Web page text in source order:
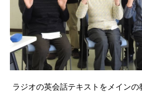
ラジオの英会話テキストをメインの